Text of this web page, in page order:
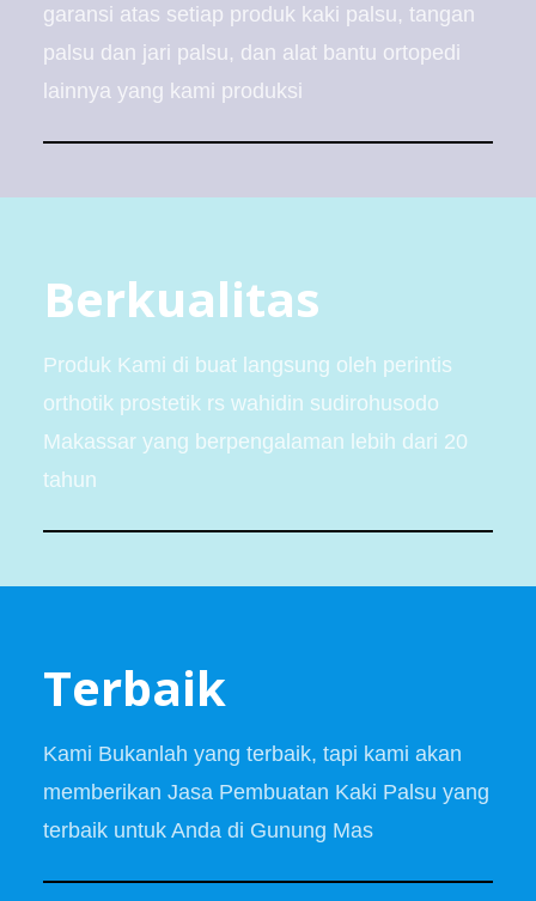
garansi atas setiap produk kaki palsu, tangan
palsu dan jari palsu, dan alat bantu ortopedi
lainnya yang kami produksi
Berkualitas
Produk Kami di buat langsung oleh perintis
orthotik prostetik rs wahidin sudirohusodo
Makassar yang berpengalaman lebih dari 20
tahun
Terbaik
Kami Bukanlah yang terbaik, tapi kami akan
memberikan Jasa Pembuatan Kaki Palsu yang
terbaik untuk Anda di Gunung Mas